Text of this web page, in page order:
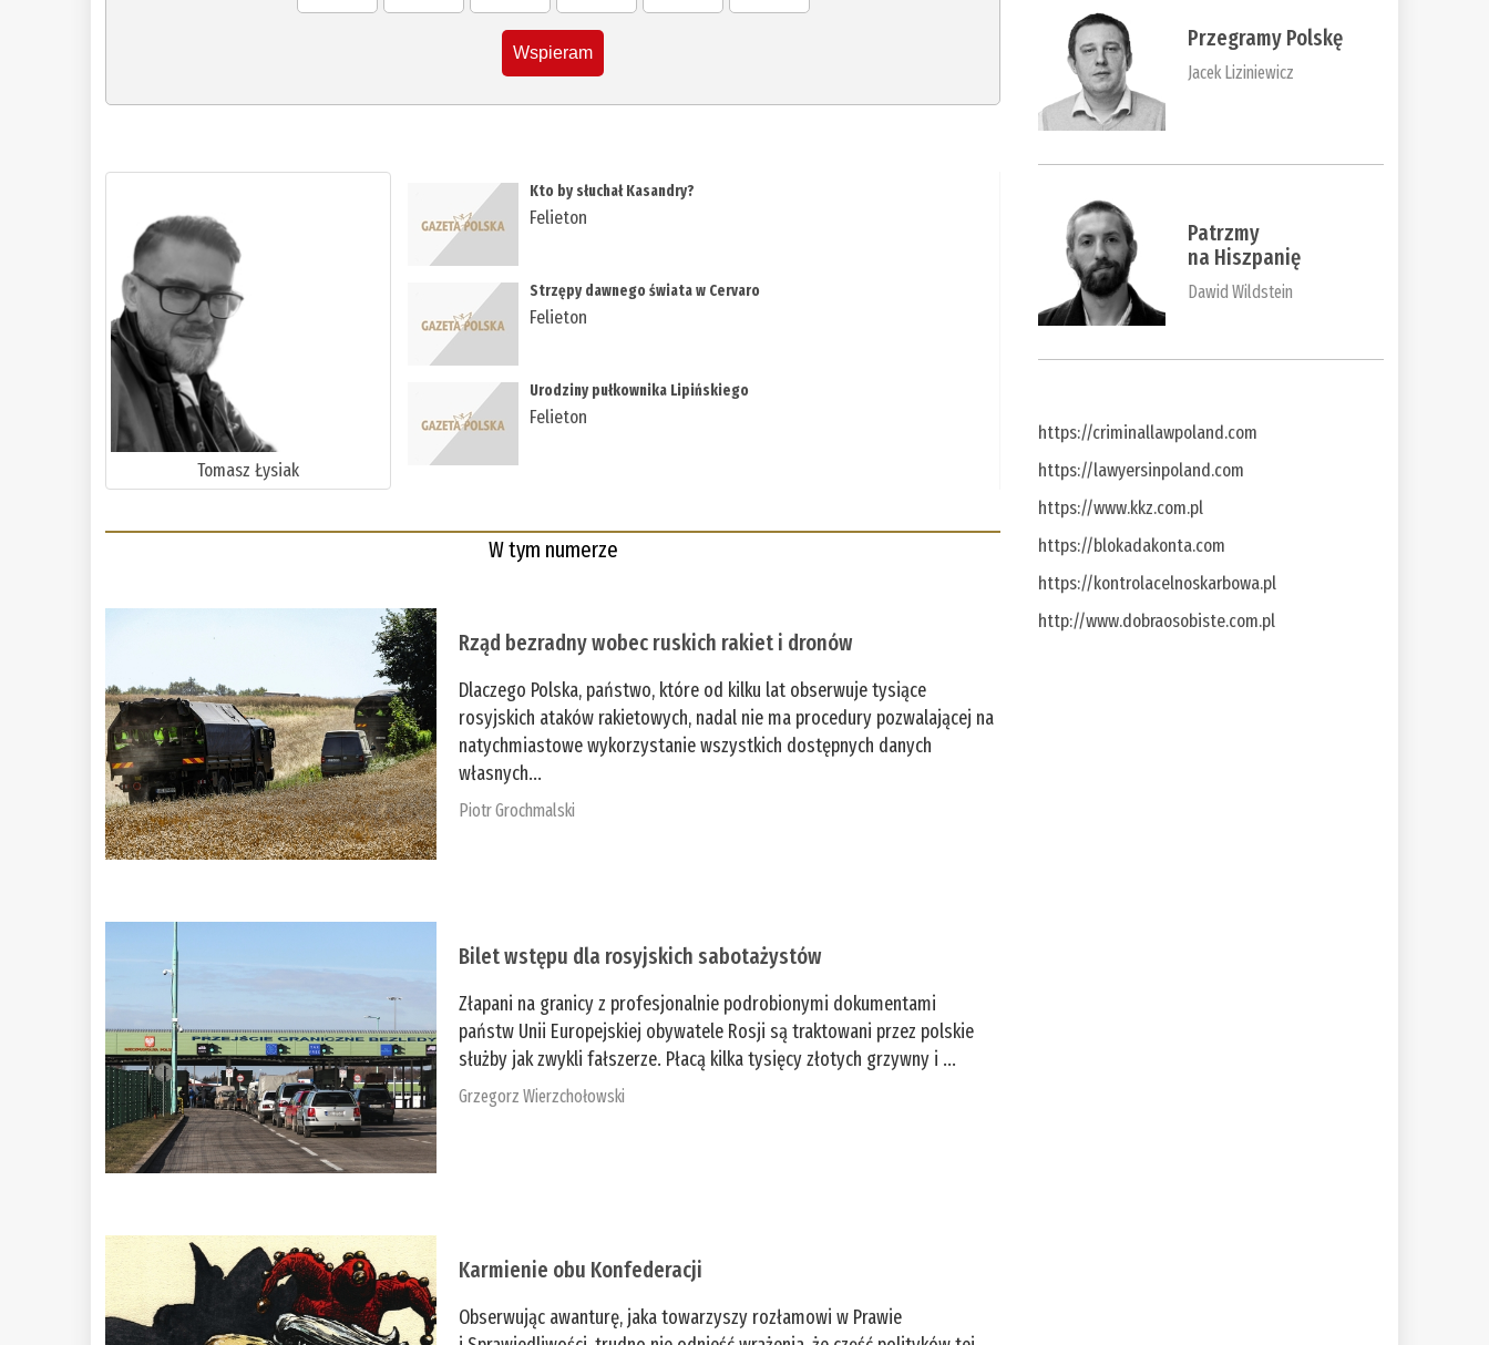
Wspieram
Tomasz Łysiak
Kto by słuchał Kasandry?
Felieton
Strzępy dawnego świata w Cervaro
Felieton
Urodziny pułkownika Lipińskiego
Felieton
W tym numerze
Rząd bezradny wobec ruskich rakiet i dronów
Dlaczego Polska, państwo, które od kilku lat obserwuje tysiące
rosyjskich ataków rakietowych, nadal nie ma procedury pozwalającej na
natychmiastowe wykorzystanie wszystkich dostępnych danych
własnych...
Piotr Grochmalski
Bilet wstępu dla rosyjskich sabotażystów
Złapani na granicy z profesjonalnie podrobionymi dokumentami
państw Unii Europejskiej obywatele Rosji są traktowani przez polskie
służby jak zwykli fałszerze. Płacą kilka tysięcy złotych grzywny i ...
Grzegorz Wierzchołowski
Karmienie obu Konfederacji
Obserwując awanturę, jaka towarzyszy rozłamowi w Prawie
Przegramy Polskę
Jacek Liziniewicz
Patrzmy
na Hiszpanię
Dawid Wildstein
https://criminallawpoland.com
https://lawyersinpoland.com
https://www.kkz.com.pl
https://blokadakonta.com
https://kontrolacelnoskarbowa.pl
http://www.dobraosobiste.com.pl